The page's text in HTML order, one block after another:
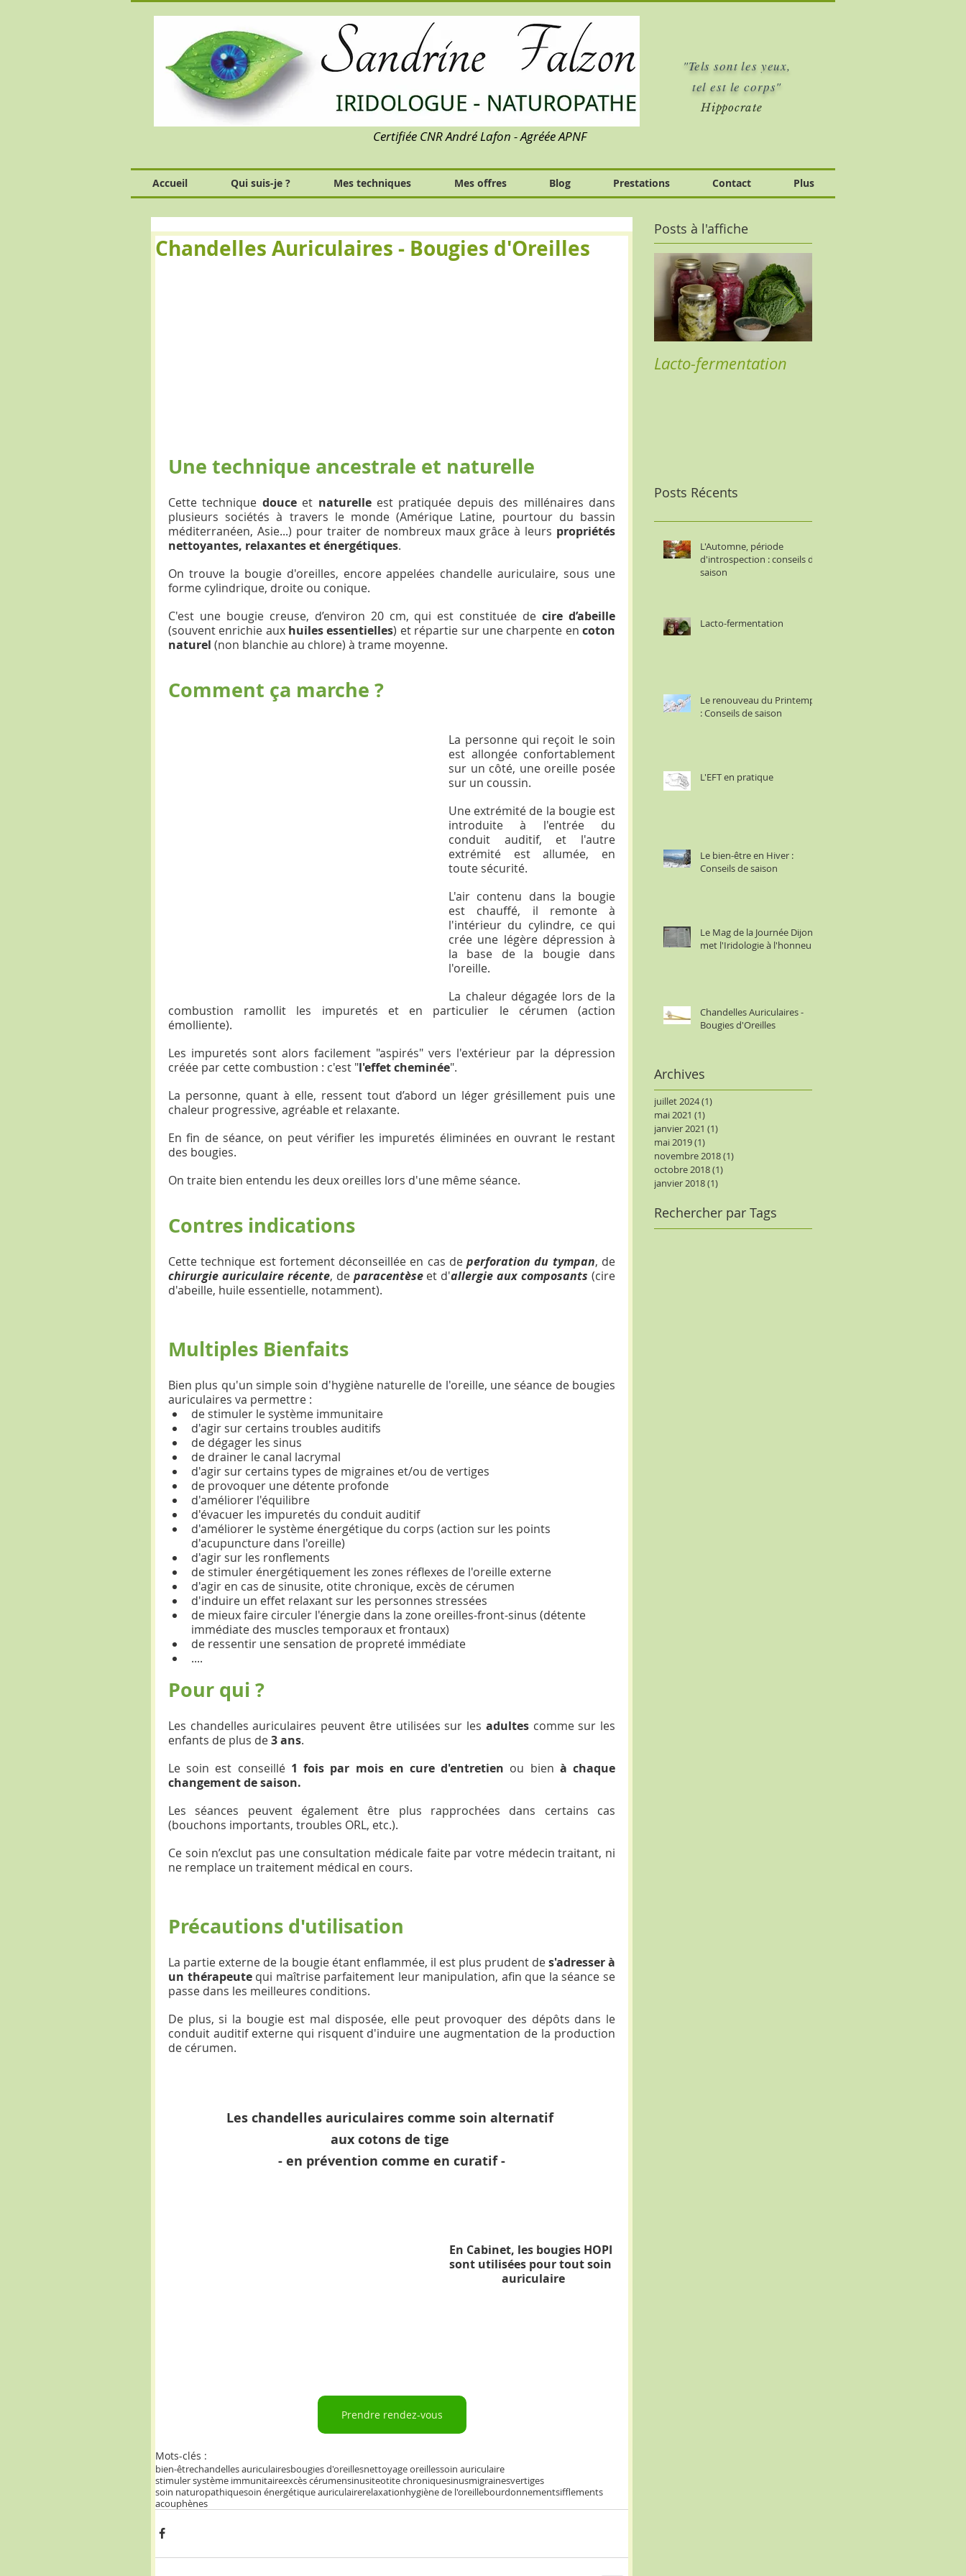
"Tels sont les yeux,
tel est le corps"
Hippocrate
Certifiée CNR André Lafon - Agréée APNF
Accueil Qui suis-je ? Mes techniques Mes offres Blog Prestations Contact Plus
Chandelles Auriculaires - Bougies d'Oreilles
Une technique ancestrale et naturelle
Cette technique douce et naturelle est pratiquée depuis des millénaires dans
plusieurs sociétés à travers le monde (Amérique Latine, pourtour du bassin
méditerranéen, Asie...) pour traiter de nombreux maux grâce à leurs propriétés
nettoyantes, relaxantes et énergétiques.
On trouve la bougie d'oreilles, encore appelées chandelle auriculaire, sous une
forme cylindrique, droite ou conique.
C'est une bougie creuse, d’environ 20 cm, qui est constituée de cire d’abeille
(souvent enrichie aux huiles essentielles) et répartie sur une charpente en coton
naturel (non blanchie au chlore) à trame moyenne.
Comment ça marche ?
La personne qui reçoit le soin
est allongée confortablement
sur un côté, une oreille posée
sur un coussin.
Une extrémité de la bougie est
introduite à l'entrée du
conduit auditif, et l'autre
extrémité est allumée, en
toute sécurité.
​L'air contenu dans la bougie
est chauffé, il remonte à
l'intérieur du cylindre, ce qui
crée une légère dépression à
la base de la bougie dans
l'oreille.
La chaleur dégagée lors de la
combustion ramollit les impuretés et en particulier le cérumen (action
émolliente).
Les impuretés sont alors facilement "aspirés" vers l'extérieur par la dépression
créée par cette combustion : c'est "l'effet cheminée".
La personne, quant à elle, ressent tout d’abord un léger grésillement puis une
chaleur progressive, agréable et relaxante.
En fin de séance, on peut vérifier les impuretés éliminées en ouvrant le restant
des bougies.
On traite bien entendu les deux oreilles lors d'une même séance.
Contres indications
Cette technique est fortement déconseillée en cas de perforation du tympan
chirurgie auriculaire récente, de paracentèse et d'allergie aux composants (cire
d'abeille, huile essentielle, notamment).
Multiples Bienfaits
Bien plus qu'un simple soin d'hygiène naturelle de l'oreille, une séance de bougies
auriculaires va permettre :
de stimuler le système immunitaire
d'agir sur certains troubles auditifs
de dégager les sinus
de drainer le canal lacrymal
d'agir sur certains types de migraines et/ou de vertiges
de provoquer une détente profonde
d'améliorer l'équilibre
d'évacuer les impuretés du conduit auditif
d'améliorer le système énergétique du corps (action sur les points
d'acupuncture dans l'oreille)
d'agir sur les ronflements
de stimuler énergétiquement les zones réflexes de l'oreille externe
d'agir en cas de sinusite, otite chronique, excès de cérumen
d'induire un effet relaxant sur les personnes stressées
de mieux faire circuler l'énergie dans la zone oreilles-front-sinus (détente
immédiate des muscles temporaux et frontaux)
de ressentir une sensation de propreté immédiate
....
Pour qui ?
Les chandelles auriculaires peuvent être utilisées sur les adultes comme sur les
enfants de plus de 3 ans.
Le soin est conseillé 1 fois par mois en cure d'entretien ou bien à chaque
changement de saison.
Les séances peuvent également être plus rapprochées dans certains cas
(bouchons importants, troubles ORL, etc.).
Ce soin n’exclut pas une consultation médicale faite par votre médecin traitant, ni
ne remplace un traitement médical en cours.​
Précautions d'utilisation
La partie externe de la bougie étant enflammée, il est plus prudent de s'adresser à
un thérapeute qui maîtrise parfaitement leur manipulation, afin que la séance se
passe dans les meilleures conditions.
De plus, si la bougie est mal disposée, elle peut provoquer des dépôts dans le
conduit auditif externe qui risquent d'induire une augmentation de la production
de cérumen.
Les chandelles auriculaires comme soin alternatif
aux cotons de tige
- ​en prévention comme en curatif -
En Cabinet, les bougies HOPI
sont utilisées pour tout soin
auriculaire
Prendre rendez-vous
Mots-clés :
bien-êtrechandelles auriculairesbougies d'oreillesnettoyage oreillessoin auriculaire
stimuler système immunitaireexcès cérumensinusiteotite chroniquesinusmigrainesvertiges
soin naturopathiquesoin énergétique auriculairerelaxationhygiène de l'oreillebourdonnementsifflements
acouphènes
Posts à l'affiche
Lacto-fermentation
Posts Récents
L'Automne, période
d'introspection : conseils de
saison
Lacto-fermentation
Le renouveau du Printemps
: Conseils de saison
L'EFT en pratique
Le bien-être en Hiver :
Conseils de saison
Le Mag de la Journée Dijon
met l'Iridologie à l'honneur
Chandelles Auriculaires -
Bougies d'Oreilles
Archives
juillet 2024(1)
mai 2021 (1)
janvier 2021 (1)
mai 2019(1)
novembre 2018(1)
octobre 2018(1)
janvier 2018(1)
Rechercher par Tags